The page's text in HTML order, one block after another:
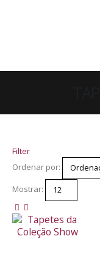
Filter
Ordenar por:
Mostrar: